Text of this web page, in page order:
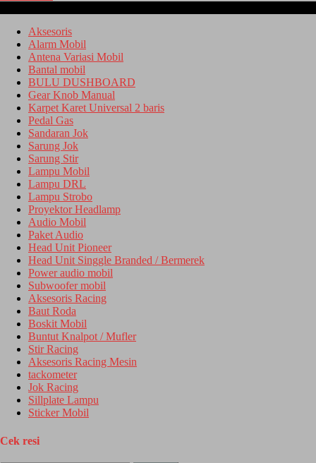
Aksesoris
Alarm Mobil
Antena Variasi Mobil
Bantal mobil
BULU DUSHBOARD
Gear Knob Manual
Karpet Karet Universal 2 baris
Pedal Gas
Sandaran Jok
Sarung Jok
Sarung Stir
Lampu Mobil
Lampu DRL
Lampu Strobo
Proyektor Headlamp
Audio Mobil
Paket Audio
Head Unit Pioneer
Head Unit Singgle Branded / Bermerek
Power audio mobil
Subwoofer mobil
Aksesoris Racing
Baut Roda
Boskit Mobil
Buntut Knalpot / Mufler
Stir Racing
Aksesoris Racing Mesin
tackometer
Jok Racing
Sillplate Lampu
Sticker Mobil
Cek resi